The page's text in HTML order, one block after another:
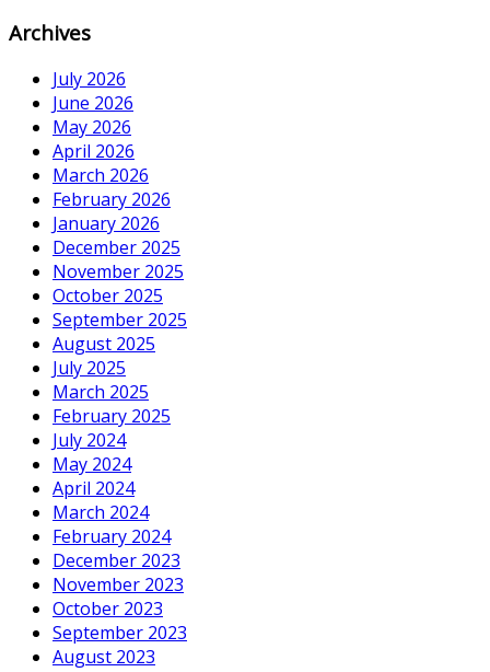
Archives
July 2026
June 2026
May 2026
April 2026
March 2026
February 2026
January 2026
December 2025
November 2025
October 2025
September 2025
August 2025
July 2025
March 2025
February 2025
July 2024
May 2024
April 2024
March 2024
February 2024
December 2023
November 2023
October 2023
September 2023
August 2023